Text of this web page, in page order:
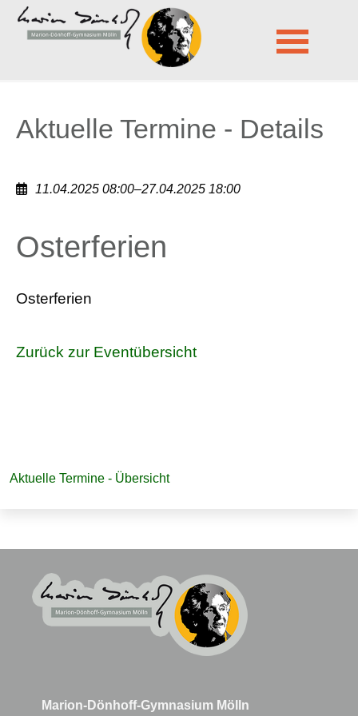
Marion-Dönhoff-Gymnasium Mölln
Aktuelle Termine - Details
Aktuelle Termine - Details
11.04.2025 08:00–27.04.2025 18:00
Osterferien
Osterferien
Zurück zur Eventübersicht
überspringen
Aktuelle Termine - Übersicht
Marion-Dönhoff-Gymnasium Mölln